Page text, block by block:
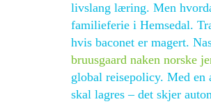
livslang læring. Men
familieferie i Hemsedal.
hvis baconet er magert.
bruusgaard naken norske
global reisepolicy. Med
skal lagres – det skjer